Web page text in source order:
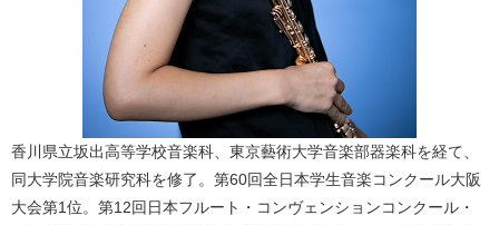
香川県立坂出高等学校音楽科、東京藝術大学音楽部器楽科を経て、
同大学院音楽研究科を修了。第60回全日本学生音楽コンクール大阪
大会第1位。第12回日本フルート・コンヴェンションコンクール・